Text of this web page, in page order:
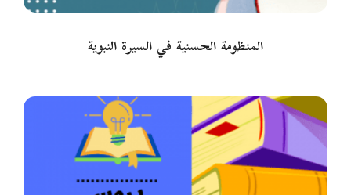
المنظومة الحسنية في السيرة النبوية